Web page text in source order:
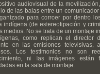
audiovisual de la
de las balas entre un comunicador
para corroer por dentro
indígena (de estereotipación y
medios. No se trata de un montaje
como replican el director
en las emisiones televisivas,
Los testimonios no son
ni las imágenes están
en la sala de montaje.